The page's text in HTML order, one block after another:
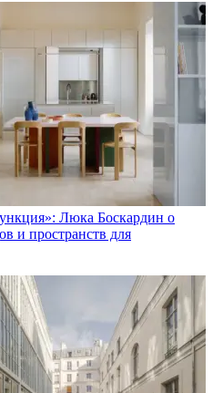
Люка Боскардин о
и пространств для